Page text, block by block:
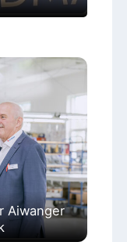
Aiwanger